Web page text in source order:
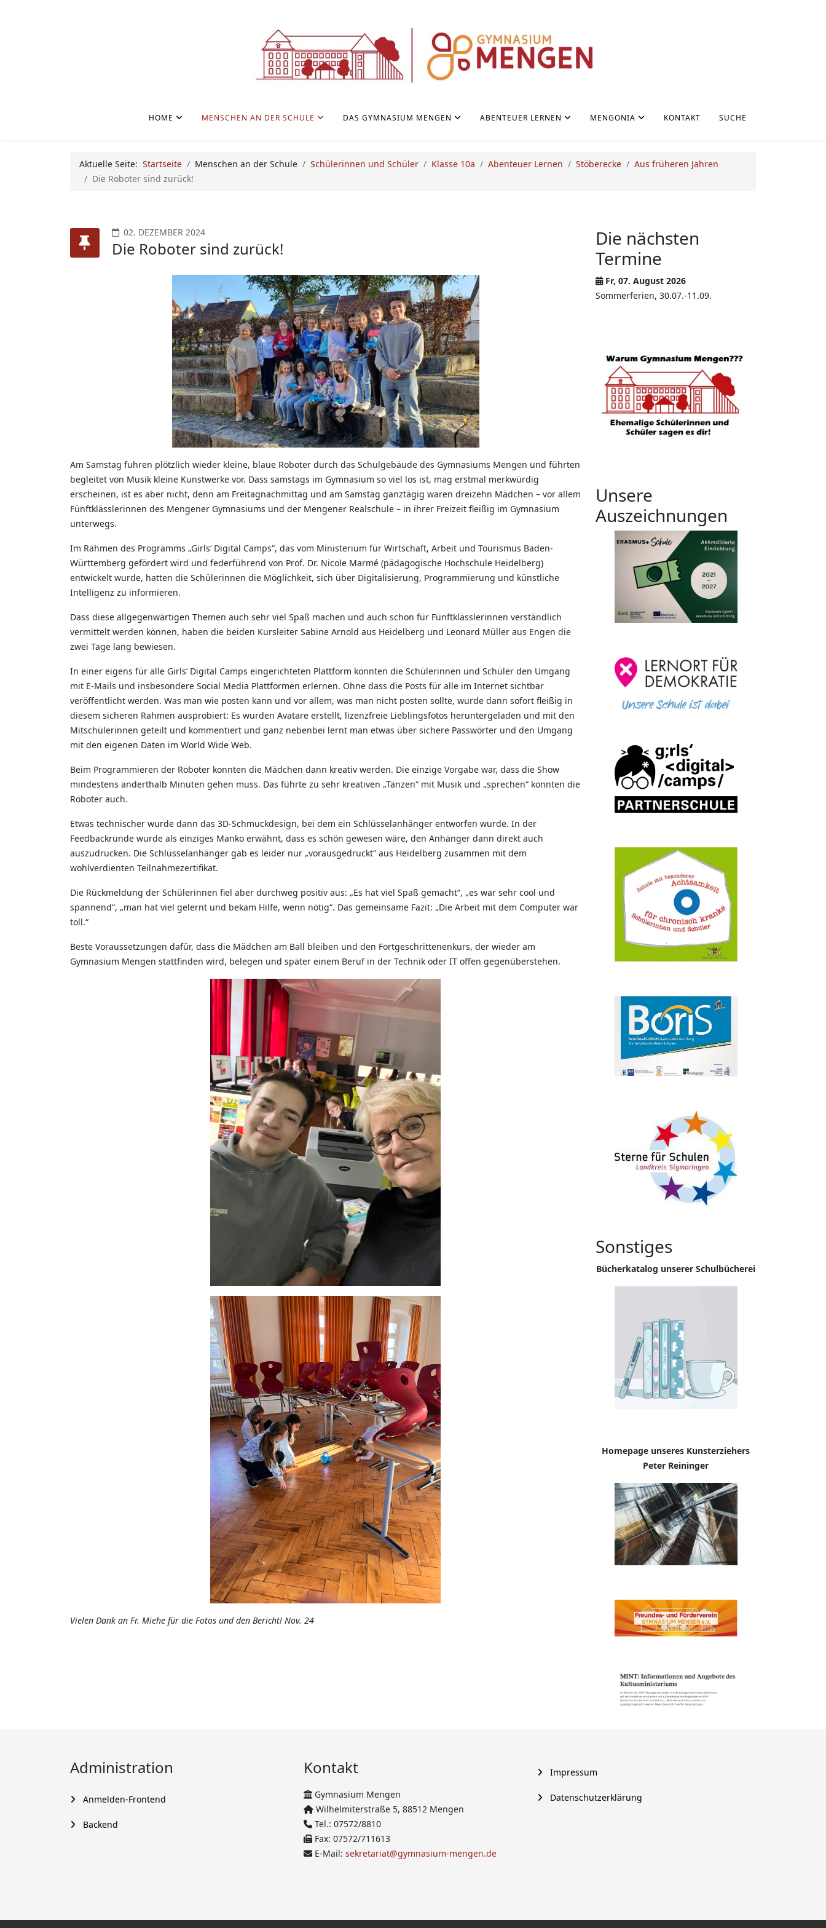
HOME MENSCHEN AN DER SCHULE DAS GYMNASIUM MENGEN ABENTEUER LERNEN MENGONIA KONTAKT SUCHE
Aktuelle Seite: Startseite Menschen an der Schule Schülerinnen und Schüler Klasse 10a Abenteuer Lernen Stöberecke
Aus früheren Jahren
Die Roboter sind zurück!
02. DEZEMBER 2024
Die Roboter sind zurück!
Am Samstag fuhren plötzlich wieder kleine, blaue Roboter durch das Schulgebäude des Gymnasiums Mengen und führten
begleitet von Musik kleine Kunstwerke vor. Dass samstags im Gymnasium so viel los ist, mag erstmal merkwürdig
erscheinen, ist es aber nicht, denn am Freitagnachmittag und am Samstag ganztägig waren dreizehn Mädchen – vor allem
Fünftklässlerinnen des Mengener Gymnasiums und der Mengener Realschule – in ihrer Freizeit fleißig im Gymnasium
unterwegs.
Im Rahmen des Programms „Girls‘ Digital Camps“, das vom Ministerium für Wirtschaft, Arbeit und Tourismus Baden-
Württemberg gefördert wird und federführend von Prof. Dr. Nicole Marmé (pädagogische Hochschule Heidelberg)
entwickelt wurde, hatten die Schülerinnen die Möglichkeit, sich über Digitalisierung, Programmierung und künstliche
Intelligenz zu informieren.
Dass diese allgegenwärtigen Themen auch sehr viel Spaß machen und auch schon für Fünftklässlerinnen verständlich
vermittelt werden können, haben die beiden Kursleiter Sabine Arnold aus Heidelberg und Leonard Müller aus Engen die
zwei Tage lang bewiesen.
In einer eigens für alle Girls‘ Digital Camps eingerichteten Plattform konnten die Schülerinnen und Schüler den Umgang
mit E-Mails und insbesondere Social Media Plattformen erlernen. Ohne dass die Posts für alle im Internet sichtbar
veröffentlicht werden. Was man wie posten kann und vor allem, was man nicht posten sollte, wurde dann sofort fleißig in
diesem sicheren Rahmen ausprobiert: Es wurden Avatare erstellt, lizenzfreie Lieblingsfotos heruntergeladen und mit den
Mitschülerinnen geteilt und kommentiert und ganz nebenbei lernt man etwas über sichere Passwörter und den Umgang
mit den eigenen Daten im World Wide Web.
Beim Programmieren der Roboter konnten die Mädchen dann kreativ werden. Die einzige Vorgabe war, dass die Show
mindestens anderthalb Minuten gehen muss. Das führte zu sehr kreativen „Tänzen“ mit Musik und „sprechen“ konnten die
Roboter auch.
Etwas technischer wurde dann das 3D-Schmuckdesign, bei dem ein Schlüsselanhänger entworfen wurde. In der
Feedbackrunde wurde als einziges Manko erwähnt, dass es schön gewesen wäre, den Anhänger dann direkt auch
auszudrucken. Die Schlüsselanhänger gab es leider nur „vorausgedruckt“ aus Heidelberg zusammen mit dem
wohlverdienten Teilnahmezertifikat.
Die Rückmeldung der Schülerinnen fiel aber durchweg positiv aus: „Es hat viel Spaß gemacht“, „es war sehr cool und
spannend“, „man hat viel gelernt und bekam Hilfe, wenn nötig“. Das gemeinsame Fazit: „Die Arbeit mit dem Computer war
toll.“
Beste Voraussetzungen dafür, dass die Mädchen am Ball bleiben und den Fortgeschrittenenkurs, der wieder am
Gymnasium Mengen stattfinden wird, belegen und später einem Beruf in der Technik oder IT offen gegenüberstehen.
Vielen Dank an Fr. Miehe für die Fotos und den Bericht! Nov. 24
Die nächsten
Termine
Fr, 07. August 2026
Sommerferien, 30.07.-11.09.
Unsere
Auszeichnungen
Sonstiges
Bücherkatalog unserer Schulbücherei
Homepage unseres Kunsterziehers
Peter Reininger
Administration
Anmelden-Frontend
Backend
Kontakt
Gymnasium Mengen
Wilhelmiterstraße 5, 88512 Mengen
Tel.: 07572/8810
Fax: 07572/711613
E-Mail: sekretariat@gymnasium-mengen.de
Impressum
Datenschutzerklärung